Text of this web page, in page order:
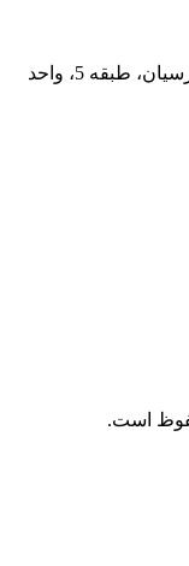
اصفهان، خیابان چهارباغ بالا، مجتمع اداری پارسیان، طبقه 5، واحد
است.